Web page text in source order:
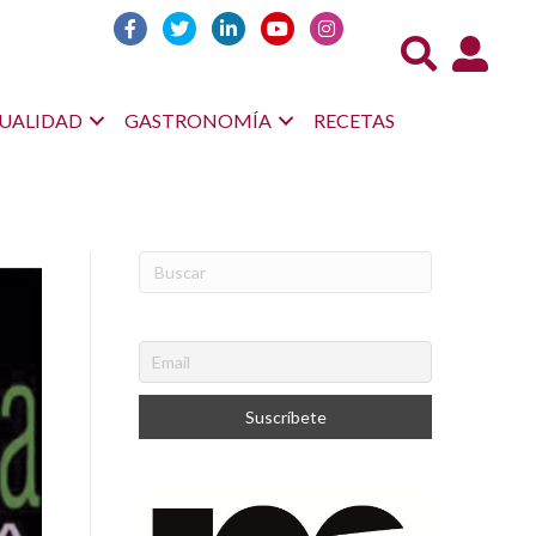
Acceso
GASTRONOMÍA RECETAS